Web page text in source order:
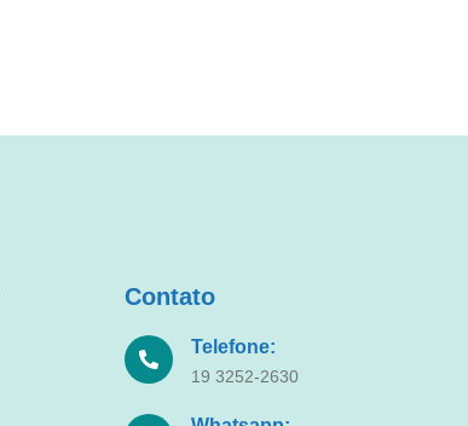
Contato
Telefone:
19 3252-2630